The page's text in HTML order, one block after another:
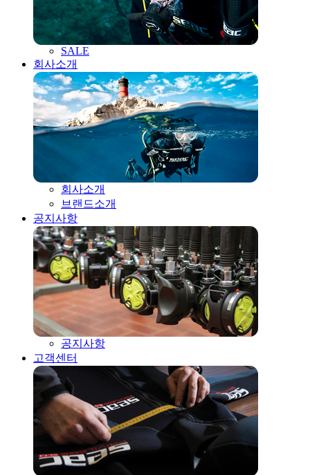
SALE
회사소개
회사소개
브랜드소개
공지사항
공지사항
고객센터